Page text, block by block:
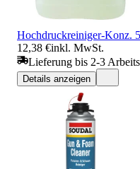
Hochdruckreiniger-Konz.
12,38 €inkl. MwSt.
Lieferung bis 2-3
Details anzeigen